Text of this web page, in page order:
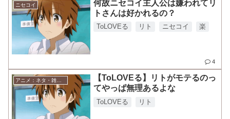
ニセコイ
何故ニセコイ主人公は嫌われてリ
トさんは好かれるの？
ToLOVEる リト ニセコイ 楽
4
アニメ：ネタ・雑談・ニュース
【ToLOVEる】リトがモテるのっ
てやっぱ無理あるよな
ToLOVEる リト